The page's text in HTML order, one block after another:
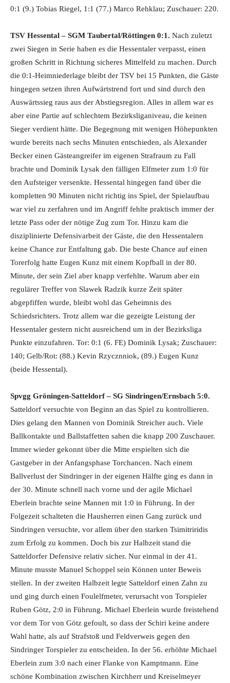
0:1 (9.) Tobias Riegel, 1:1 (77.) Marco Rehklau; Zuschauer: 220.
TSV Hessental – SGM Taubertal/Röttingen 0:1. Nach zuletzt
zwei Siegen in Serie haben es die Hessentaler verpasst, einen
großen Schritt in Richtung sicheres Mittelfeld zu machen. Durch
die 0:1-Heimniederlage bleibt der TSV bei 15 Punkten, die Gäste
hingegen setzen ihren Aufwärtstrend fort und sind durch den
Auswärtssieg raus aus der Abstiegsregion. Alles in allem war es
aber eine Partie auf schlechtem Bezirksliganiveau, die keinen
Sieger verdient hätte. Die Begegnung mit wenigen Höhepunkten
wurde bereits nach sechs Minuten entschieden, als Alexander
Becker einen Gästeangreifer im eigenen Strafraum zu Fall
brachte und Dominik Lysak den fälligen Elfmeter zum 1:0 für
den Aufsteiger versenkte. Hessental hingegen fand über die
kompletten 90 Minuten nicht richtig ins Spiel, der Spielaufbau
war viel zu zerfahren und im Angriff fehlte praktisch immer der
letzte Pass oder der nötige Zug zum Tor. Hinzu kam die
disziplinierte Defensivarbeit der Gäste, die den Hessentalern
keine Chance zur Entfaltung gab. Die beste Chance auf einen
Torerfolg hatte Eugen Kunz mit einem Kopfball in der 80.
Minute, der sein Ziel aber knapp verfehlte. Warum aber ein
regulärer Treffer von Slawek Radzik kurze Zeit später
abgepfiffen wurde, bleibt wohl das Geheimnis des
Schiedsrichters. Trotz allem war die gezeigte Leistung der
Hessentaler gestern nicht ausreichend um in der Bezirksliga
Punkte einzufahren. Tor: 0:1 (6. FE) Dominik Lysak; Zuschauer:
140; Gelb/Rot: (88.) Kevin Rzycznniok, (89.) Eugen Kunz
(beide Hessental).
Spvgg Gröningen-Satteldorf – SG Sindringen/Ernsbach 5:0.
Satteldorf versuchte von Beginn an das Spiel zu kontrollieren.
Dies gelang den Mannen von Dominik Streicher auch. Viele
Ballkontakte und Ballstaffetten sahen die knapp 200 Zuschauer.
Immer wieder gekonnt über die Mitte erspielten sich die
Gastgeber in der Anfangsphase Torchancen. Nach einem
Ballverlust der Sindringer in der eigenen Hälfte ging es dann in
der 30. Minute schnell nach vorne und der agile Michael
Eberlein brachte seine Mannen mit 1:0 in Führung. In der
Folgezeit schalteten die Hausherren einen Gang zurück und
Sindringen versuchte, vor allem über den starken Tsimitriridis
zum Erfolg zu kommen. Doch bis zur Halbzeit stand die
Satteldorfer Defensive relativ sicher. Nur einmal in der 41.
Minute musste Manuel Schoppel sein Können unter Beweis
stellen. In der zweiten Halbzeit legte Satteldorf einen Zahn zu
und ging durch einen Foulelfmeter, verursacht von Torspieler
Ruben Götz, 2:0 in Führung. Michael Eberlein wurde freistehend
vor dem Tor von Götz gefoult, so dass der Schiri keine andere
Wahl hatte, als auf Strafstoß und Feldverweis gegen den
Sindringer Torspieler zu entscheiden. In der 56. erhöhte Michael
Eberlein zum 3:0 nach einer Flanke von Kamptmann. Eine
schöne Kombination zwischen Kirchherr und Kreiselmeyer